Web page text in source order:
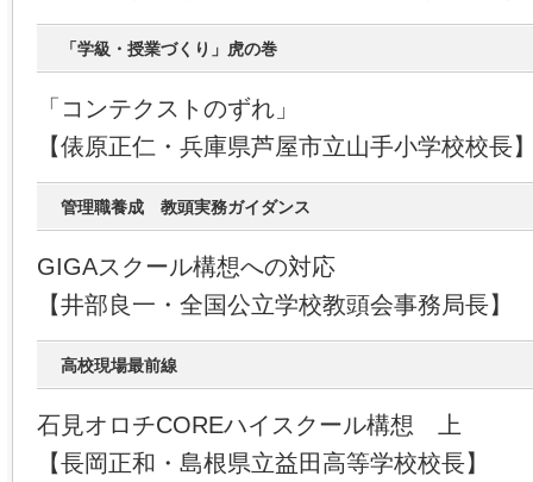
「学級・授業づくり」虎の巻
「コンテクストのずれ」
【俵原正仁・兵庫県芦屋市立山手小学校校長
管理職養成 教頭実務ガイダンス
GIGAスクール構想への対応
【井部良一・全国公立学校教頭会事務局長】
高校現場最前線
石見オロチCOREハイスクール構想 上
【長岡正和・島根県立益田高等学校校長】